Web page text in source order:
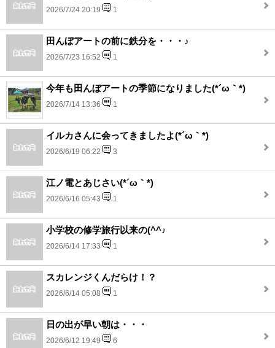
2026/7/24 20:19 1
田んぼアートの前に鉄分を・・・♪
2026/7/23 16:52 1
今年も田んぼアートの季節になりました(*´ω｀*)
2026/7/14 13:36 1
イルカさんに会ってきましたよ(*´ω｀*)
2026/6/19 06:22 3
江ノ電とあじさい(*´ω｀*)
2026/6/16 05:43 1
小学校の修学旅行以来の(^^♪
2026/6/14 17:33 1
スカレンジくんだらけ！？
2026/6/14 05:08 1
日の出が早い朝は・・・
2026/6/12 19:49 6